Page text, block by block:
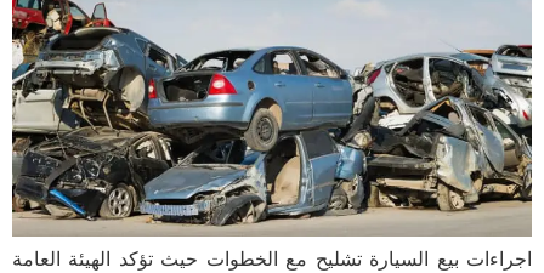
اجراءات بيع السيارة تشليح مع الخطوات حيث تؤكد الهيئة العامة